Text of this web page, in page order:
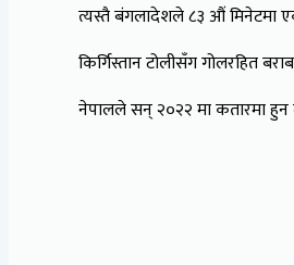
त्यस्तै बंगलादेशले ८३ औं मिनेटमा
किर्गिस्तान टोलीसँग गोलरहित
नेपालले सन् २०२२ मा कतारमा हुन